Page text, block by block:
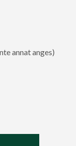
annat anges)